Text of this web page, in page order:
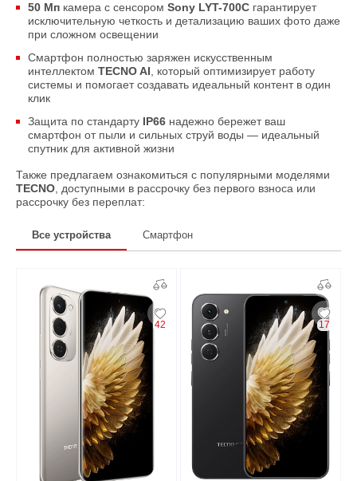
50 Мп камера с сенсором Sony LYT-700C гарантирует
исключительную четкость и детализацию ваших фото даже
при сложном освещении
Смартфон полностью заряжен искусственным
интеллектом TECNO AI, который оптимизирует работу
системы и помогает создавать идеальный контент в один
клик
Защита по стандарту IP66 надежно бережет ваш
смартфон от пыли и сильных струй воды — идеальный
спутник для активной жизни
Также предлагаем ознакомиться с популярными моделями
TECNO, доступными в рассрочку без первого взноса или
рассрочку без переплат:
Все устройства Смартфон
42 17